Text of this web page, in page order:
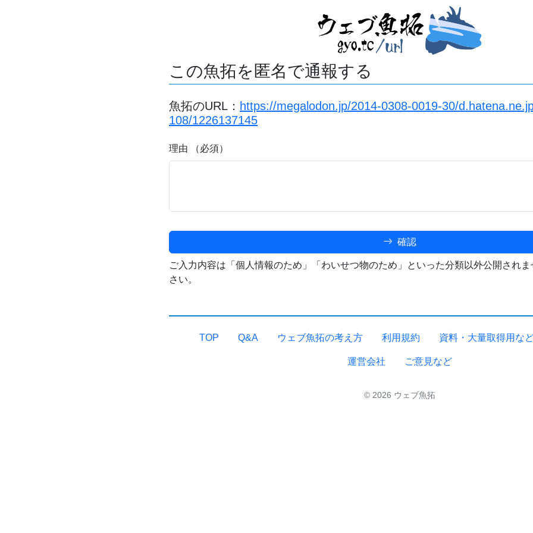
この魚拓を匿名で通報する
魚拓のURL： https://megalodon.jp/2014-0308-0019-30/
108/1226137145
理由 （必須）
確認
ご入力内容は「個人情報のため」「わいせつ物のため」といった分類以外公開され
さい。
TOP Q&A ウェブ魚拓の考え方 利用規約 資料・大量取得用な
運営会社 ご意見など
© 2026 ウェブ魚拓